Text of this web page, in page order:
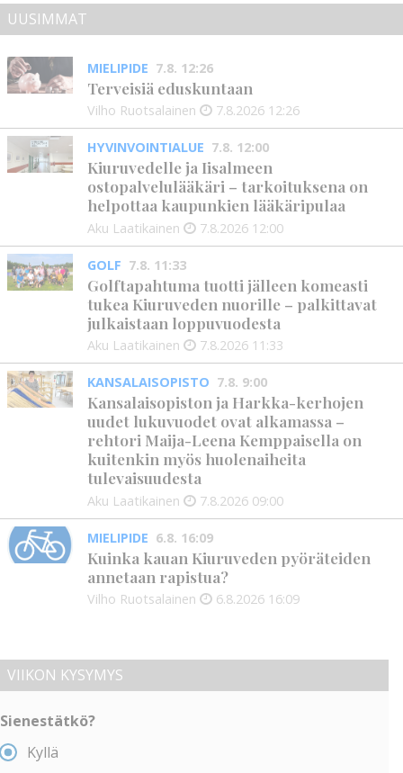
UUSIMMAT
MIELIPIDE 7.8. 12:26
Terveisiä eduskuntaan
Vilho Ruotsalainen 7.8.2026 12:26
HYVINVOINTIALUE 7.8. 12:00
Kiuruvedelle ja Iisalmeen
ostopalvelulääkäri – tarkoituksena on
helpottaa kaupunkien lääkäripulaa
Aku Laatikainen 7.8.2026 12:00
GOLF 7.8. 11:33
Golftapahtuma tuotti jälleen komeasti
tukea Kiuruveden nuorille – palkittavat
julkaistaan loppuvuodesta
Aku Laatikainen 7.8.2026 11:33
KANSALAISOPISTO 7.8. 9:00
Kansalaisopiston ja Harkka-kerhojen
uudet lukuvuodet ovat alkamassa –
rehtori Maija-Leena Kemppaisella on
kuitenkin myös huolenaiheita
tulevaisuudesta
Aku Laatikainen 7.8.2026 09:00
MIELIPIDE 6.8. 16:09
Kuinka kauan Kiuruveden pyöräteiden
annetaan rapistua?
Vilho Ruotsalainen 6.8.2026 16:09
VIIKON KYSYMYS
Sienestätkö?
Kyllä